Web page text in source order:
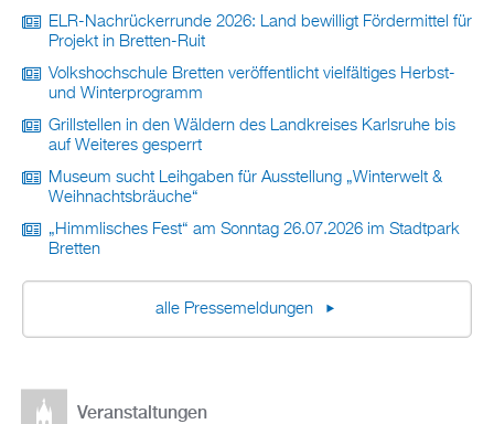
ELR-Nachrückerrunde 2026: Land bewilligt Fördermittel für
Projekt in Bretten-Ruit
Volkshochschule Bretten veröffentlicht vielfältiges Herbst-
und Winterprogramm
Grillstellen in den Wäldern des Landkreises Karlsruhe bis
auf Weiteres gesperrt
Museum sucht Leihgaben für Ausstellung „Winterwelt &
Weihnachtsbräuche“
„Himmlisches Fest“ am Sonntag 26.07.2026 im Stadtpark
Bretten
alle Pressemeldungen
Veranstaltungen